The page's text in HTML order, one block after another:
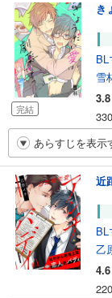
完結
き
BL
雪
3.8
あらすじを表示
近
BL
乙
4.6